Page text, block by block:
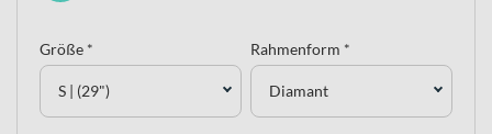
Größe *
S | (29")
Rahmenform *
Diamant